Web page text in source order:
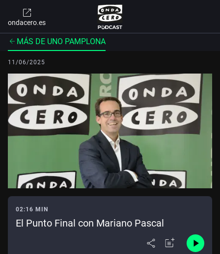
ondacero.es
MÁS DE UNO PAMPLONA
11/06/2025
02:16 MIN
El Punto Final con Mariano Pascal